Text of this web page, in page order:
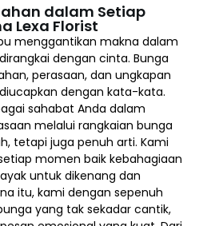
dalam Setiap
Lexa Florist
menggantikan makna dalam
dengan cinta. Bunga
perasaan, dan ungkapan
dengan kata-kata.
sahabat Anda dalam
melalui rangkaian bunga
tetapi juga penuh arti. Kami
momen baik kebahagiaan
untuk dikenang dan
itu, kami dengan sepenuh
yang tak sekadar cantik,